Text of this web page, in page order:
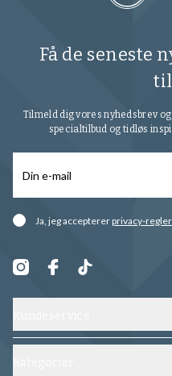
Få de seneste
Tilmeld dig vores nyhedsbrev
specialtilbud og tidløs
Ja, jeg acceptererprivacy-
Kontakt os